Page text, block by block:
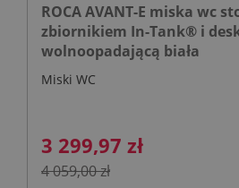
ROCA AVANT-E miska wc
zbiornikiem In-Tank® i
wolnoopadającą biała
Miski WC
3 299,97 zł
4 059,00 zł